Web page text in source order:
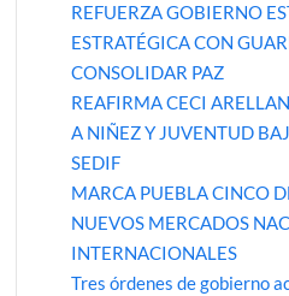
REFUERZA GOBIERNO
ESTRATÉGICA CON
CONSOLIDAR PAZ
REAFIRMA CECI
A NIÑEZ Y JUVENTUD
SEDIF
MARCA PUEBLA CINCO
NUEVOS MERCADOS
INTERNACIONALES
Tres órdenes de gobierno